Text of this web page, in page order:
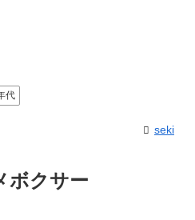
代
seki
ボクサー